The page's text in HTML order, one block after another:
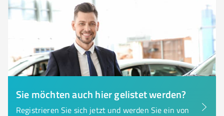
Sie möchten auch hier gelistet werden?
Registrieren Sie sich jetzt und werden Sie ein von